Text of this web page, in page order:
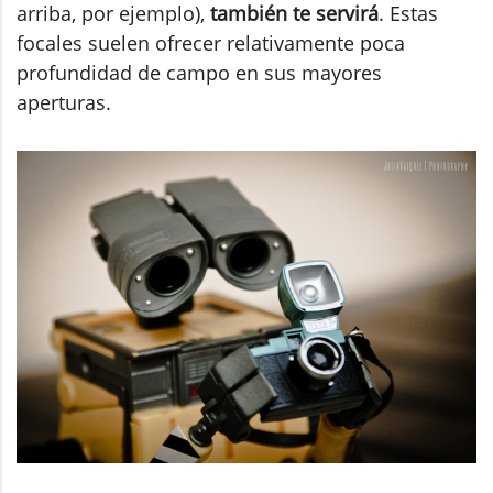
arriba, por ejemplo), también te servirá. Estas
focales suelen ofrecer relativamente poca
profundidad de campo en sus mayores
aperturas.